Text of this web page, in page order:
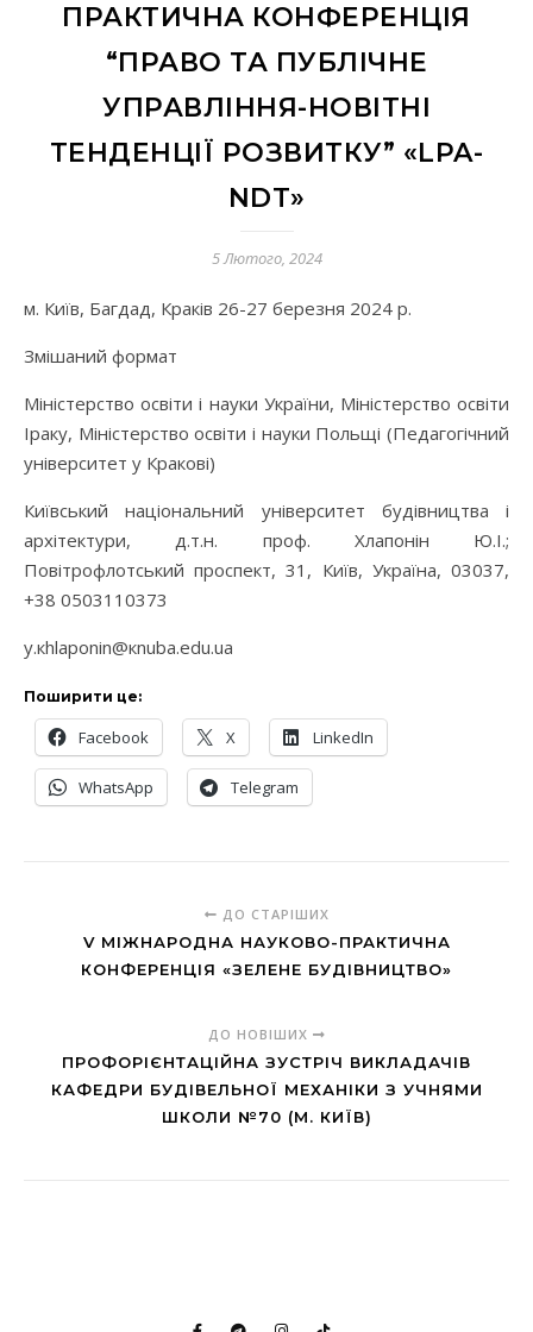
ПРАКТИЧНА КОНФЕРЕНЦІЯ
“ПРАВО ТА ПУБЛІЧНЕ
УПРАВЛІННЯ-НОВІТНІ
ТЕНДЕНЦІЇ РОЗВИТКУ” «LPA-
NDT»
5 Лютого, 2024
м. Київ, Багдад, Краків 26-27 березня 2024 р.
Змішаний формат
Міністерство освіти і науки України, Міністерство освіти
Іраку, Міністерство освіти і науки Польщі (Педагогічний
університет у Кракові)
Київський національний університет будівництва і
архітектури, д.т.н. проф. Хлапонін Ю.І.;
Повітрофлотський проспект, 31, Київ, Україна, 03037,
+38 0503110373
у.кhlароnin@кnuba.edu.ua
Поширити це:
Facebook X LinkedIn
WhatsApp Telegram
ДО СТАРІШИХ
V МІЖНАРОДНА НАУКОВО-ПРАКТИЧНА
КОНФЕРЕНЦІЯ «ЗЕЛЕНЕ БУДІВНИЦТВО»
ДО НОВІШИХ
ПРОФОРІЄНТАЦІЙНА ЗУСТРІЧ ВИКЛАДАЧІВ
КАФЕДРИ БУДІВЕЛЬНОЇ МЕХАНІКИ З УЧНЯМИ
ШКОЛИ №70 (М. КИЇВ)